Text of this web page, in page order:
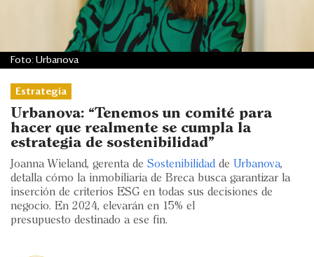
Management
Economía y Finanzas
Legal y Política
Eventos
Blogs
Ranking CEO
Edición Impresa
Estrategia
Urbanova: “Tenemos un comité para
hacer que realmente se cumpla la
estrategia de sostenibilidad”
Joanna Wieland, gerenta de Sostenibilidad de Urbanova,
detalla cómo la inmobiliaria de Breca busca garantizar la
inserción de criterios ESG en todas sus decisiones de
negocio. En 2024, elevarán en 15% el
presupuesto destinado a ese fin.
Foto: Urbanova